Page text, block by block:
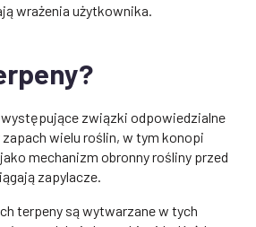
wrażenia użytkownika.
związki odpowiedzialne
wielu roślin, w tym konopi
mechanizm obronny rośliny przed
zapylacze.
terpeny są wytwarzane w tych